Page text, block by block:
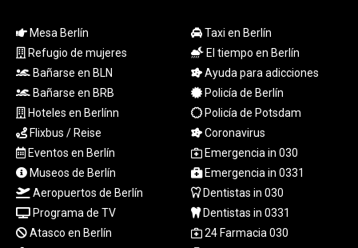
UYU 46.399423
UZS
13785.828699
VES 873.763846
VND
30295.956222
VUV 138.059733
WST 3.160483
XAF 655.948849
XAG 0.018188
XAU 0.000266
XCD 3.124515
Mesa Berlín
Refugio de mujeres
Bañarse en BLN
Bañarse en BRB
Hoteles en Berlínn
Flixbus / Reise
Eventos en Berlín
Museos de Berlín
Aeropuertos de Berlín
Programa de TV
Atasco en Berlín
Taxi en Berlín
El tiempo en Berlín
Ayuda para adicciones
Policía de Berlín
Policía de Potsdam
Coronavirus
Emergencia in 030
Emergencia in 0331
Dentistas in 030
Dentistas in 0331
24 Farmacia 030